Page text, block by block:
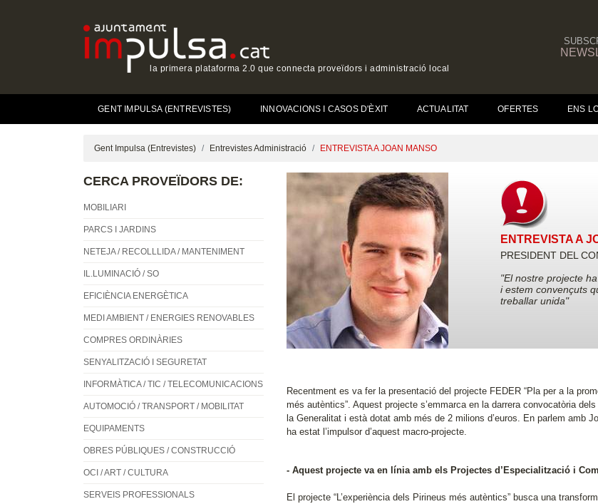
la primera plataforma 2.0 que connecta proveïdors i administració local
GENT IMPULSA (ENTREVISTES)(CURRENT)INNOVACIONS I CASOS D'ÈXIT ACTUALITAT OFERTES ENS
Gent Impulsa (Entrevistes) Entrevistes Administració ENTREVISTA A JOAN MANSO
CERCA PROVEÏDORS DE:
MOBILIARI
PARCS I JARDINS
NETEJA / RECOLLLIDA / MANTENIMENT
IL.LUMINACIÓ / SO
EFICIÈNCIA ENERGÈTICA
MEDI AMBIENT / ENERGIES RENOVABLES
COMPRES ORDINÀRIES
SENYALITZACIÓ I SEGURETAT
INFORMÀTICA / TIC / TELECOMUNICACIONS
AUTOMOCIÓ / TRANSPORT / MOBILITAT
EQUIPAMENTS
OBRES PÚBLIQUES / CONSTRUCCIÓ
OCI / ART / CULTURA
SERVEIS PROFESSIONALS
ENTREVISTA A
PRESIDENT DEL
"El nostre projecte
i estem convençuts
treballar unida"
Recentment es va fer la presentació del projecte FEDER “Pla per a la
més autèntics”. Aquest projecte s’emmarca en la darrera convocatòria
la Generalitat i està dotat amb més de 2 milions d’euros. En parlem amb
ha estat l’impulsor d’aquest macro-projecte.
- Aquest projecte va en línia amb els Projectes d’Especialització i
El projecte “L’experiència dels Pirineus més autèntics” busca una